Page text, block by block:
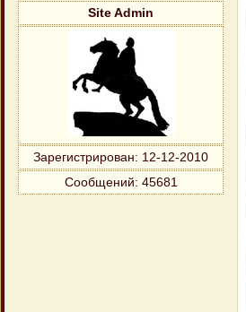
Site Admin
Зарегистрирован: 12-12-2010
Сообщений: 45681